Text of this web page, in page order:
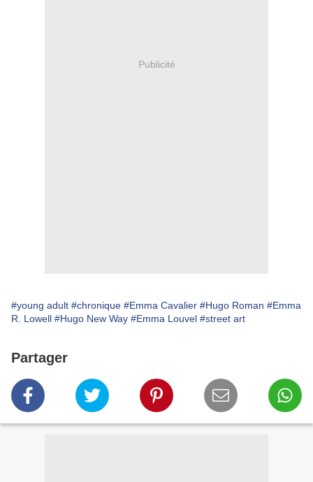
Publicité
#young adult #chronique #Emma Cavalier #Hugo Roman #Emma
R. Lowell #Hugo New Way #Emma Louvel #street art
Partager